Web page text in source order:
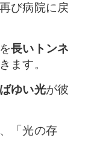
再び病院に戻
長いトンネ
ます。
ゆい光が彼
「光の存